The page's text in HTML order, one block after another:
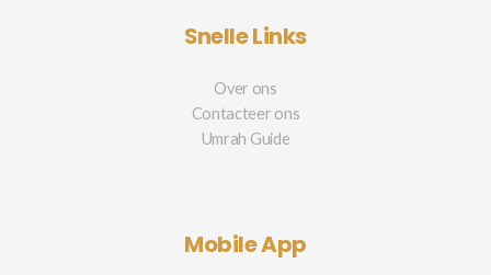
Snelle Links
Over ons
Contacteer ons
Umrah Guide
Mobile App